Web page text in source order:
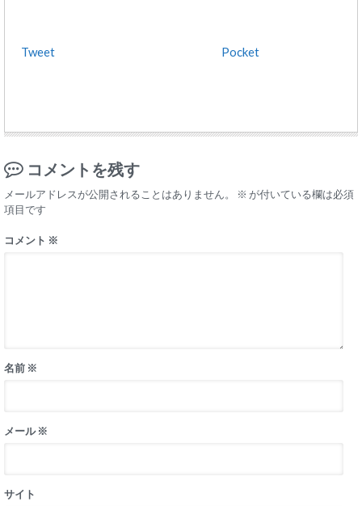
Tweet Pocket
コメントを残す
メールアドレスが公開されることはありません。 ※ が付いている欄は必須
項目です
コメント ※
名前 ※
メール※
サイト